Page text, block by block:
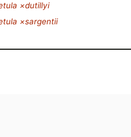
×dutillyi
×sargentii